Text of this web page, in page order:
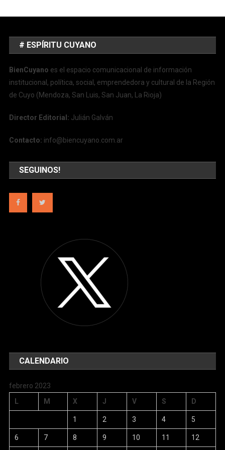
# ESPÍRITU CUYANO
BienCuyano es el espacio comunicacional de información
institucional, política, social, emprendedora y cultural de la Región
de Cuyo (Mendoza, San Luis, San Juan, La Rioja)
Director Editorial: Julián Galván
Contacto: info@biencuyano.com.ar
SEGUINOS!
CALENDARIO
febrero 2023
L
M X J V S D
1 2 3 4 5
6 7 8 9 10 11 12